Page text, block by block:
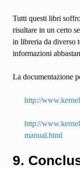
Tutti questi libri
risultare in un certo
in libreria da diverso
informazioni
La documentazione
http://
http://
manual.html
9.